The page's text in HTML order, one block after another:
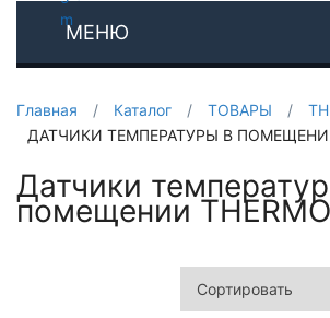
МЕНЮ
Главная / Каталог / ТОВАРЫ /
ДАТЧИКИ ТЕМПЕРАТУРЫ В
Датчики
помещении